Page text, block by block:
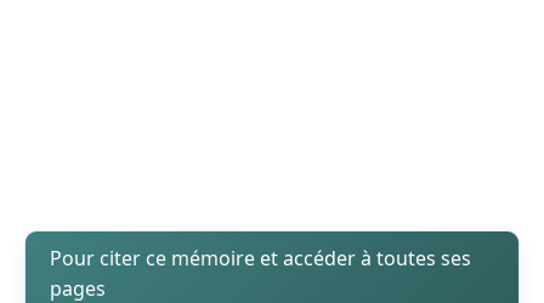
Pour citer ce mémoire et accéder à toutes ses
pages